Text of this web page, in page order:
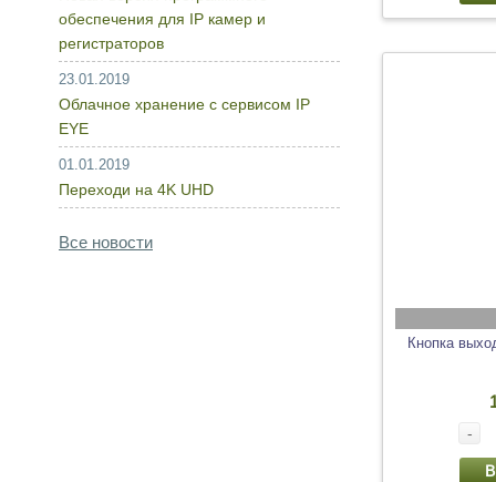
Кнопка
-
обеспечения для IP камер и
регистраторов
23.01.2019
Облачное хранение с сервисом IP
EYE
01.01.2019
Переходи на 4K UHD
Все новости